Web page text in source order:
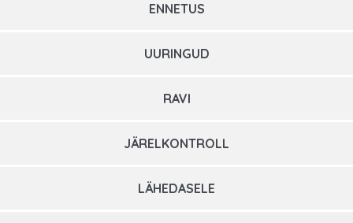
ENNETUS
UURINGUD
RAVI
JÄRELKONTROLL
LÄHEDASELE